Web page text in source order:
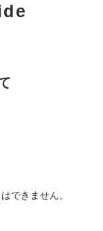
できません。